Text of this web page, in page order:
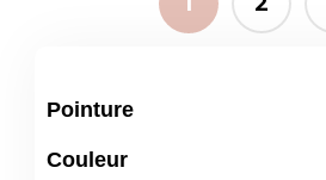
Pointure
Couleur